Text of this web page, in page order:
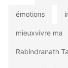
émotions
mieuxvivre ma
Rabindranath